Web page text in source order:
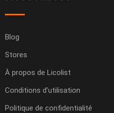
Blog
Stores
À propos de Licolist
Conditions d’utilisation
Politique de confidentialité